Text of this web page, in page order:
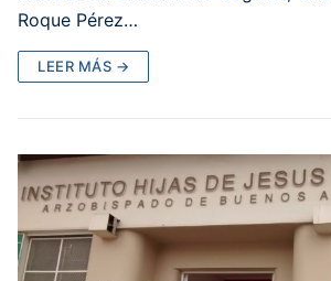
Roque Pérez…
LEER MÁS →